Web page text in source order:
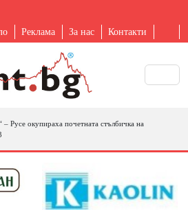
Реклама За нас Контакти
– Русе окупираха почетната стълбичка на